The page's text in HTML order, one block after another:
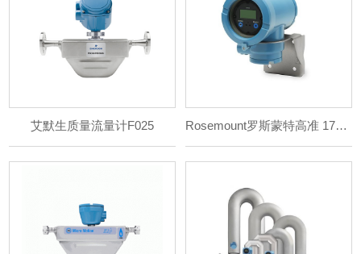
艾默生质量流量计F025 Rosemount罗斯蒙特高准 1700/2700 型多功能现场和一